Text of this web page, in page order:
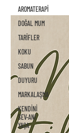
AROMATERAPİ
DOĞAL MUM
TARİFLER
KOKU
SABUN
DUYURU
MARKALAŞMA
KENDİNİ
SEV-ANI
YAŞA